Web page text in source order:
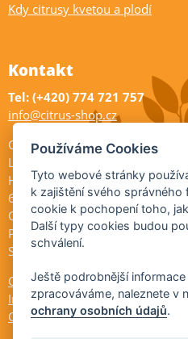
Kdy citrusy kvetou a plodí
Kontakt
Tel: (+420) 774 721 757
info@citrus-shop.cz
Citrus shop zahradnictví
Legionářů 2
Hodonín
695 01
Otevřeno:
Po-Pá 9-17
So 9-11:30
Ochrana osobních údajů
Informace ÚKZÚZ
Cookies
Používáme Cookies
Tyto webové stránky
k zajištění svého správného
cookie k pochopení toho,
Další typy cookies budou
schválení.
Ještě podrobnější
zpracováváme, naleznete v
ochrany osobních údajů.